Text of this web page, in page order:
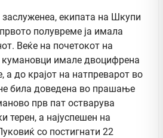
екипата на Шкупи
полувреме ја имала
Веќе на почетокот на
кумановци имале двоцифрена
а до крајот на натпреварот во
била доведена во прашање
прв пат остварува
терен, а најуспешен на
со постигнати 22